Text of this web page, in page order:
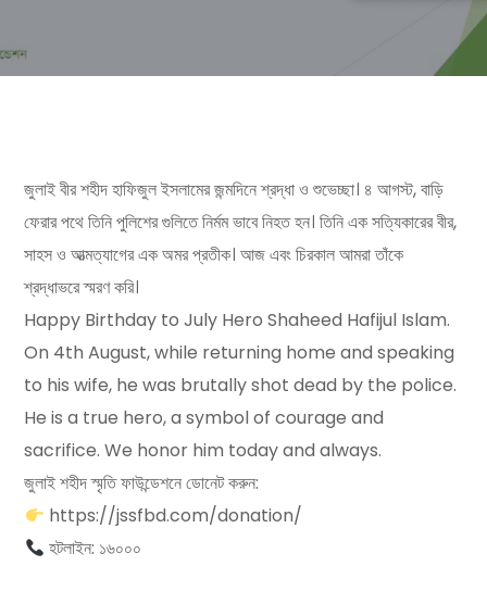
জুলাই বীর শহীদ হাফিজুল ইসলামের জন্মদিনে শ্রদ্ধা ও শুভেচ্ছা। ৪ আগস্ট, বাড়ি
ফেরার পথে তিনি পুলিশের গুলিতে নির্মম ভাবে নিহত হন। তিনি এক সত্যিকারের বীর,
সাহস ও আত্মত্যাগের এক অমর প্রতীক। আজ এবং চিরকাল আমরা তাঁকে
শ্রদ্ধাভরে স্মরণ করি।
Happy Birthday to July Hero Shaheed Hafijul Islam.
On 4th August, while returning home and speaking
to his wife, he was brutally shot dead by the police.
He is a true hero, a symbol of courage and
sacrifice. We honor him today and always.
জুলাই শহীদ স্মৃতি ফাউন্ডেশনে ডোনেট করুন:
https://jssfbd.com/donation/
হটলাইন: ১৬০০০